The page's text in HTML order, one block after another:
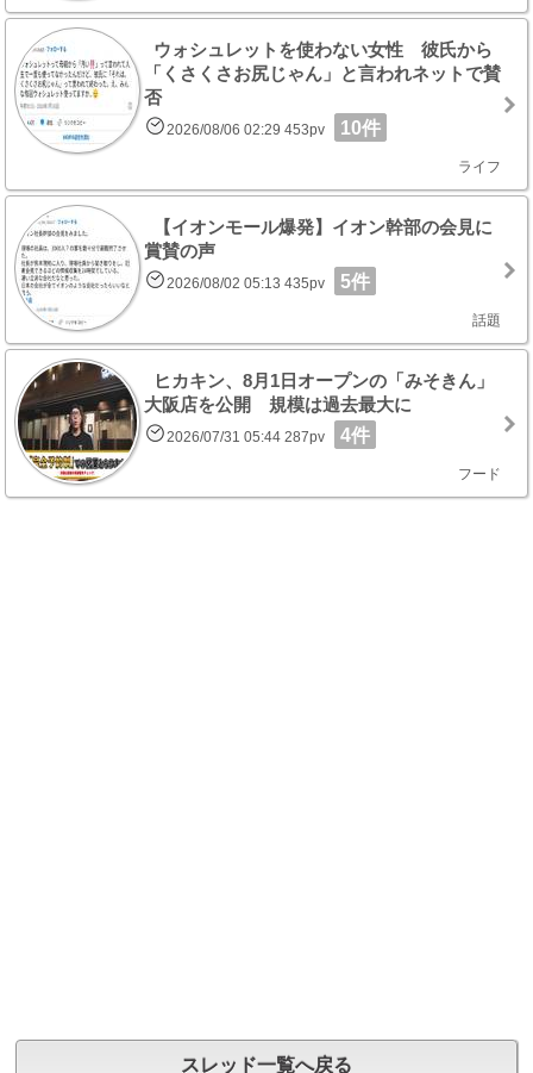
ウォシュレットを使わない女性 彼氏から
「くさくさお尻じゃん」と言われネットで賛
否
2026/08/06 02:29 453pv 10件
ライフ
【イオンモール爆発】イオン幹部の会見に
賞賛の声
2026/08/02 05:13 435pv 5件
話題
ヒカキン、8月1日オープンの「みそきん」
大阪店を公開 規模は過去最大に
2026/07/31 05:44 287pv 4件
フード
スレッド一覧へ戻る